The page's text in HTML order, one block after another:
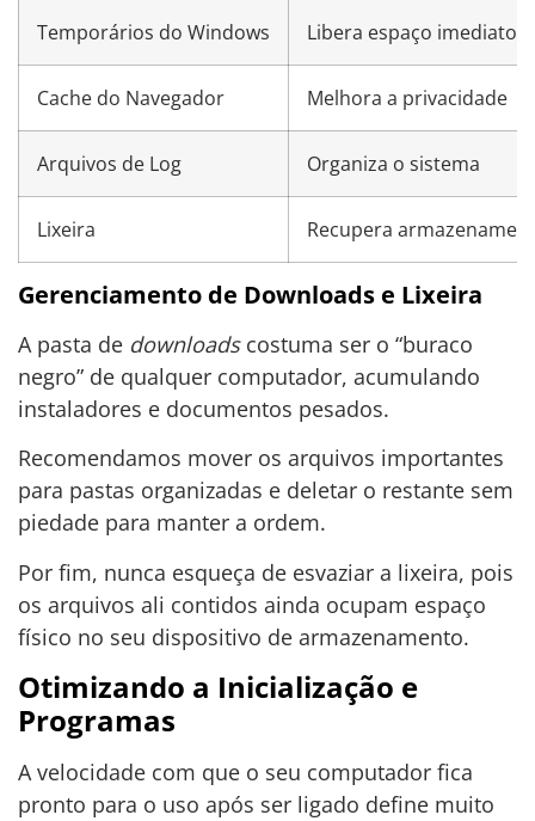
Temporários do Windows Libera espaço imediato
Cache do Navegador Melhora a privacidade
Arquivos de Log Organiza o sistema
Lixeira Recupera
Gerenciamento de Downloads e Lixeira
A pasta de downloadscostuma ser o “buraco
negro” de qualquer computador, acumulando
instaladores e documentos pesados.
Recomendamos mover os arquivos importantes
para pastas organizadas e deletar o restante sem
piedade para manter a ordem.
Por fim, nunca esqueça de esvaziar a lixeira, pois
os arquivos ali contidos ainda ocupam espaço
físico no seu dispositivo de armazenamento.
Otimizando a Inicialização e
Programas
A velocidade com que o seu computador fica
pronto para o uso após ser ligado define muito